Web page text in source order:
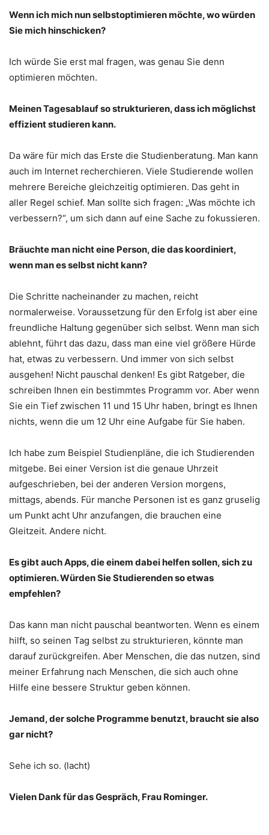
Wenn ich mich nun selbstoptimieren möchte, wo würden
Sie mich hinschicken?
Ich würde Sie erst mal fragen, was genau Sie denn
optimieren möchten.
Meinen Tagesablauf so strukturieren, dass ich möglichst
effizient studieren kann.
Da wäre für mich das Erste die Studienberatung. Man kann
auch im Internet recherchieren. Viele Studierende wollen
mehrere Bereiche gleichzeitig optimieren. Das geht in
aller Regel schief. Man sollte sich fragen: „Was möchte ich
verbessern?“, um sich dann auf eine Sache zu fokussieren.
Bräuchte man nicht eine Person, die das koordiniert,
wenn man es selbst nicht kann?
Die Schritte nacheinander zu machen, reicht
normalerweise. Voraussetzung für den Erfolg ist aber eine
freundliche Haltung gegenüber sich selbst. Wenn man sich
ablehnt, führt das dazu, dass man eine viel größere Hürde
hat, etwas zu verbessern. Und immer von sich selbst
ausgehen! Nicht pauschal denken! Es gibt Ratgeber, die
schreiben Ihnen ein bestimmtes Programm vor. Aber wenn
Sie ein Tief zwischen 11 und 15 Uhr haben, bringt es Ihnen
nichts, wenn die um 12 Uhr eine Aufgabe für Sie haben.
Ich habe zum Beispiel Studienpläne, die ich Studierenden
mitgebe. Bei einer Version ist die genaue Uhrzeit
aufgeschrieben, bei der anderen Version morgens,
mittags, abends. Für manche Personen ist es ganz gruselig
um Punkt acht Uhr anzufangen, die brauchen eine
Gleitzeit. Andere nicht.
Es gibt auch Apps, die einem dabei helfen sollen, sich zu
optimieren. Würden Sie Studierenden so etwas
empfehlen?
Das kann man nicht pauschal beantworten. Wenn es einem
hilft, so seinen Tag selbst zu strukturieren, könnte man
darauf zurückgreifen. Aber Menschen, die das nutzen, sind
meiner Erfahrung nach Menschen, die sich auch ohne
Hilfe eine bessere Struktur geben können.
Jemand, der solche Programme benutzt, braucht sie also
gar nicht?
Sehe ich so. (lacht)
Vielen Dank für das Gespräch, Frau Rominger.